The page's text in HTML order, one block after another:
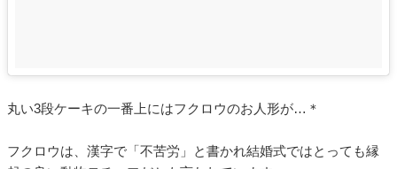
丸い3段ケーキの一番上にはフクロウのお人形が…＊
フクロウは、漢字で「不苦労」と書かれ結婚式ではとっても縁